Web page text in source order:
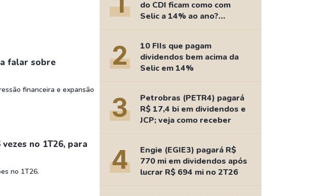
Binance Coin - BNB
Solana
Ver todos
Radar do Dividendo Inteligente
Carteiras Recomendadas
Comparador de Ativos
As Ações Mais Buscadas
Guia do Iniciante
falar sobre
financeira e expansão
no 1T26, para
no 1T26.
do CDI ficam como com
Selic a 14% ao ano?
Fizemos as contas
2
10 FIIs que pagam
dividendos bem acima da
Selic em 14%
3
Petrobras (PETR4) pagará
R$ 17,4 bi em dividendos e
JCP; veja como receber
4
Engie (EGIE3) pagará R$
770 mi em dividendos após
lucrar R$ 694 mi no 2T26